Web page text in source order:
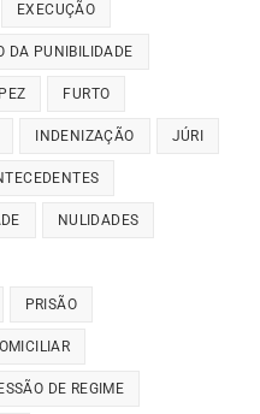
EXECUÇÃO
DA PUNIBILIDADE
FURTO
INDENIZAÇÃO JÚRI
NULIDADES
PRISÃO
DE REGIME